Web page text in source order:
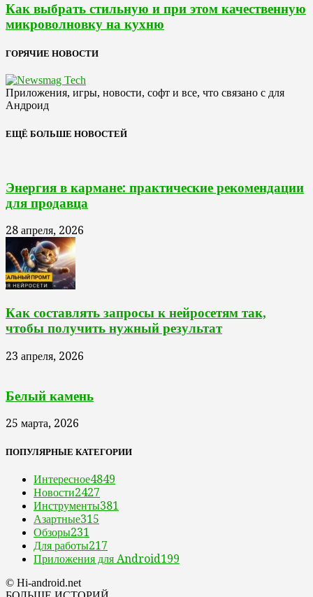
Как выбрать стильную и при этом качественную
микроволновку на кухню
ГОРЯЧИЕ НОВОСТИ
Приложения, игры, новости, софт и все, что связано с для
Андроид
ЕЩЁ БОЛЬШЕ НОВОСТЕЙ
Энергия в кармане: практические рекомендации
для продавца
28 апреля, 2026
Как составлять запросы к нейросетям так,
чтобы получить нужный результат
23 апреля, 2026
Белый камень
25 марта, 2026
ПОПУЛЯРНЫЕ КАТЕГОРИИ
Интересное4849
Новости2427
Инструменты381
Азартные315
Обзоры231
Для работы217
Приложения для Android199
© Hi-android.net